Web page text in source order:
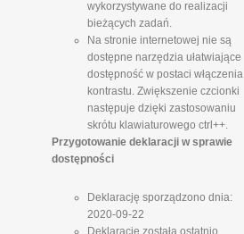
wykorzystywane do realizacji
bieżących zadań.
Na stronie internetowej nie są
dostępne narzędzia ułatwiające
dostępność w postaci włączenia
kontrastu. Zwiększenie czcionki
następuje dzięki zastosowaniu
skrótu klawiaturowego ctrl++.
Przygotowanie deklaracji w sprawie
dostępności
Deklarację sporządzono dnia:
2020-09-22
Deklarację została ostatnio